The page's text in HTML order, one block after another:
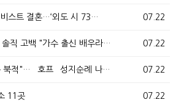
07.22
비스트 결혼…‘외도 시 73…
07.22
직 고백 "가수 출신 배우라…
07.22
북적"… `호프` 성지순례 나…
07.22
11곳